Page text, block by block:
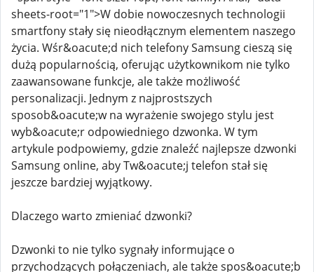
sheets-root="1">W dobie nowoczesnych technologii
smartfony stały się nieodłącznym elementem naszego
życia. Wśr&oacute;d nich telefony Samsung cieszą się
dużą popularnością, oferując użytkownikom nie tylko
zaawansowane funkcje, ale także możliwość
personalizacji. Jednym z najprostszych
sposob&oacute;w na wyrażenie swojego stylu jest
wyb&oacute;r odpowiedniego dzwonka. W tym
artykule podpowiemy, gdzie znaleźć najlepsze dzwonki
Samsung online, aby Tw&oacute;j telefon stał się
jeszcze bardziej wyjątkowy.
Dlaczego warto zmieniać dzwonki?
Dzwonki to nie tylko sygnały informujące o
przychodzących połączeniach, ale także spos&oacute;b